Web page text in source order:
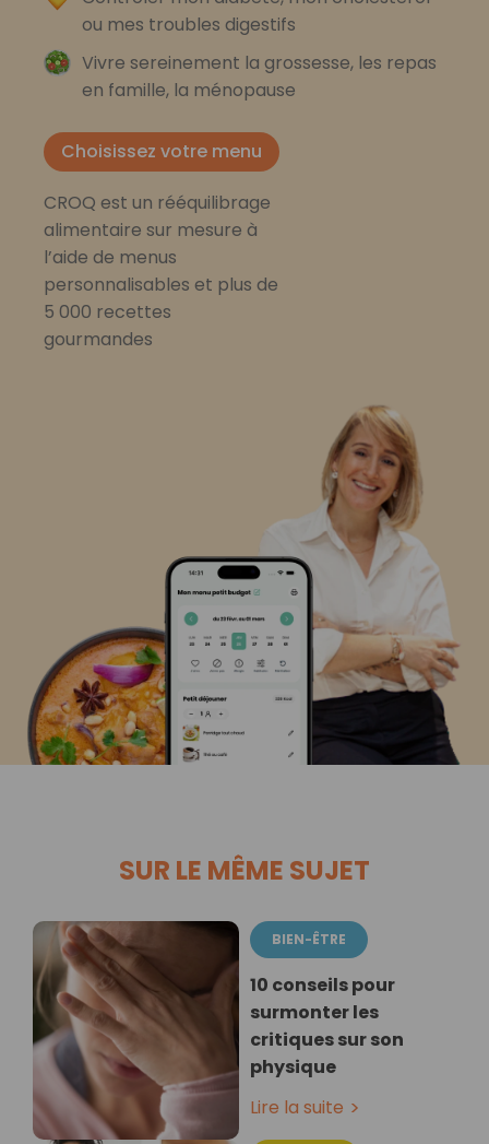
ou mes troubles digestifs
Vivre sereinement la grossesse, les repas
en famille, la ménopause
Choisissez votre menu
CROQ est un rééquilibrage
alimentaire sur mesure à
l’aide de menus
personnalisables et plus de
5 000 recettes
gourmandes
SUR LE MÊME SUJET
BIEN-ÊTRE
10 conseils pour
surmonter les
critiques sur son
physique
Lire la suite